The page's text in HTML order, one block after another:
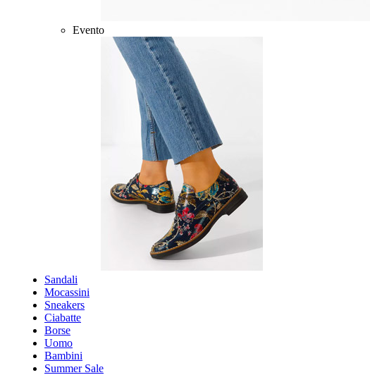
Evento
Sandali
Mocassini
Sneakers
Ciabatte
Borse
Uomo
Bambini
Summer Sale